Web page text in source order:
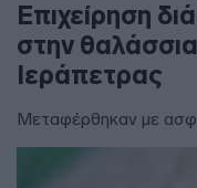
Επιχείρηση
στην
Ιεράπετρας
Μεταφέρθηκαν με